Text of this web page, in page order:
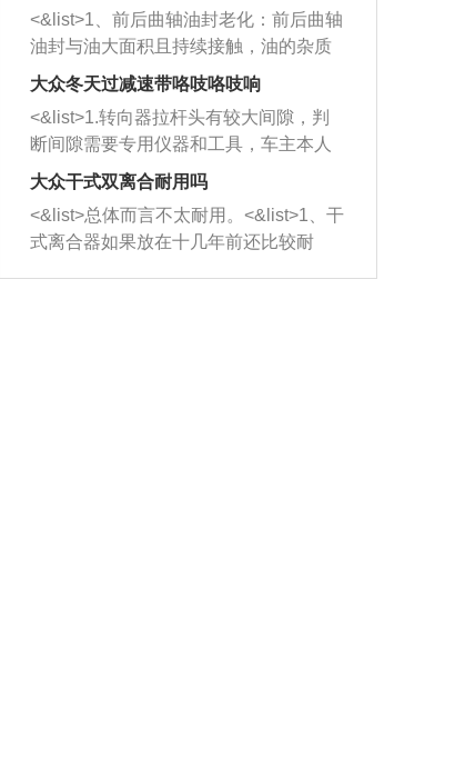
西取出来。但如果是因为积碳过多引起
的堵塞，就需要将三元催化器泡在草酸
洗剂对堵塞的情况得到解决，将清洗剂
放在燃油箱中，与燃油混合后，车辆启
动时，就可以和汽油一起进入到燃烧
室，最后形成废气排出，就可以让三元
催化器得到清洗，排气管堵塞的情况就
能够得到解决。
一圈半的练习，往右同样也要打相同的
圈数。 <&list>3、最后强调要反复练
习，这样就可以形成肌肉记忆，在真实
驾驶车辆时，不需要记忆也能打好方
向。
<&list>1、前后曲轴油封老化：前后曲轴
油封与油大面积且持续接触，油的杂质
和发动机内持续温度变化使其密封效果
逐渐减弱，导致渗油或漏油。<&list>2、
活塞间隙过大：积碳会使活塞环与缸体
的间隙扩大，导致机油流入燃烧室中，
造成烧机油。<&list>3、机油粘度。使用
机油粘度过小的话，同样会有烧机油现
象，机油粘度过小具有很好的流动性，
大众冬天过减速带咯吱咯吱响
<&list>1.转向器拉杆头有较大间隙，判
断间隙需要专用仪器和工具，车主本人
无法制作，需要将车辆送到修理厂或4s
店；<&list>2.车辆半轴套管防尘罩破
裂，破裂后会出现漏油现象，使半轴磨
损严重，磨损的半轴容易损坏，产生异
响；<&list>3.稳定器的转向胶套和球头
大众干式双离合耐用吗
<&list>总体而言不太耐用。<&list>1、干
式离合器如果放在十几年前还比较耐